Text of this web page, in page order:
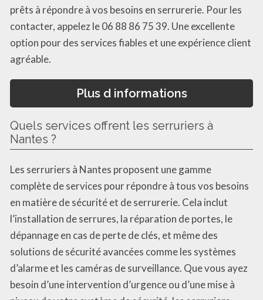
prêts à répondre à vos besoins en serrurerie. Pour les
contacter, appelez le 06 88 86 75 39. Une excellente
option pour des services fiables et une expérience client
agréable.
Plus d informations
Quels services offrent les serruriers à
Nantes ?
Les serruriers à Nantes proposent une gamme
complète de services pour répondre à tous vos besoins
en matière de sécurité et de serrurerie. Cela inclut
l’installation de serrures, la réparation de portes, le
dépannage en cas de perte de clés, et même des
solutions de sécurité avancées comme les systèmes
d’alarme et les caméras de surveillance. Que vous ayez
besoin d’une intervention d’urgence ou d’une mise à